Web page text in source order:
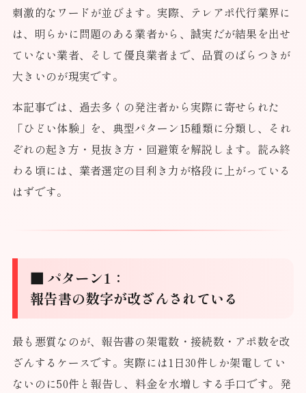
刺激的なワードが並びます。実際、テレアポ代行業界に
は、明らかに問題のある業者から、誠実だが結果を出せ
ていない業者、そして優良業者まで、品質のばらつきが
大きいのが現実です。
本記事では、過去多くの発注者から実際に寄せられた
「ひどい体験」を、典型パターン15種類に分類し、それ
ぞれの起き方・見抜き方・回避策を解説します。読み終
わる頃には、業者選定の目利き力が格段に上がっている
はずです。
■ パターン1：
報告書の数字が改ざんされている
最も悪質なのが、報告書の架電数・接続数・アポ数を改
ざんするケースです。実際には1日30件しか架電してい
ないのに50件と報告し、料金を水増しする手口です。発